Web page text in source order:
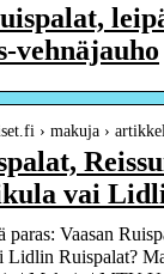
vehnäjauho
› makuja ›
vai
Vaasan
Lidlin Ruispalat?